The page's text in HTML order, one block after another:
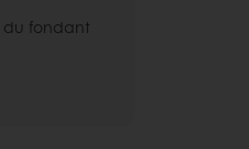
du fondant